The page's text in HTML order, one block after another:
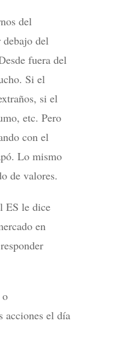
del
debajo del
fuera del
Si el
si el
etc. Pero
con el
Lo mismo
de valores.
ES le dice
en
o
acciones el día